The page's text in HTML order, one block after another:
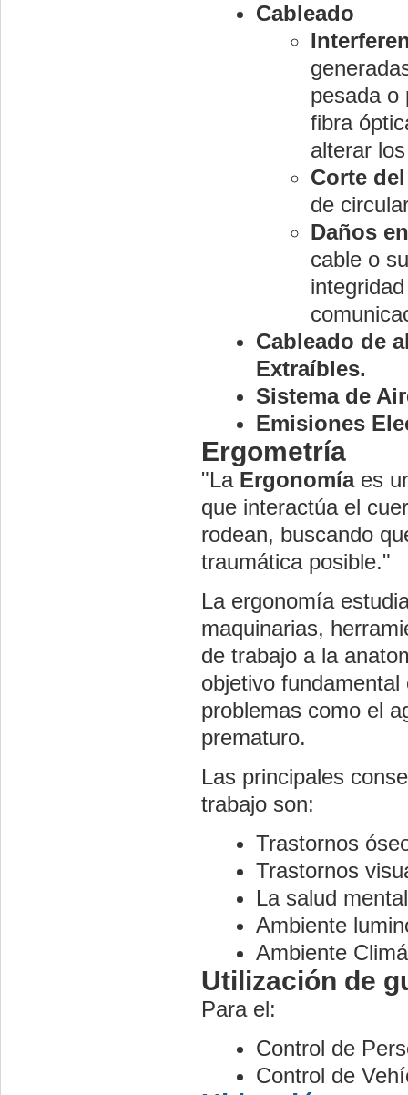
Cableado
pesada o
fibra
alterar
Corte
de
Daños
cable o
Cableado de
Extraíbles.
Sistema de
Emisiones
Ergometría
"La Ergonomíaes
que interactúa el
rodean, buscando
traumática posible."
La ergonomía
maquinarias,
de trabajo a la
objetivo
problemas como el
prematuro.
Las principales
trabajo son:
Trastornos
Trastornos
La salud mental
Ambiente
Ambiente
Utilización de
Para el:
Control de
Control de